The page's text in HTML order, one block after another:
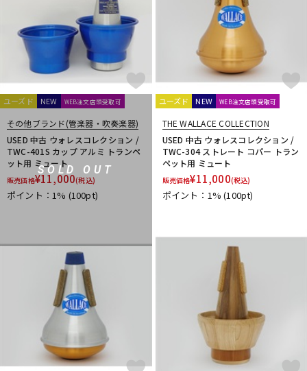
SOLD OUT
ユーズド NEW WEB注文店頭受取可
その他ブランド(管楽器・吹奏楽器)
USED 中古 ウォレスコレクション /
TWC-401S カップ アルミ トランペ
ット用 ミュート
販売価格¥11,000(税込)
ポイント：1% (100pt)
ユーズド NEW WEB注文店頭受取可
THE WALLACE COLLECTION
USED 中古 ウォレスコレクション /
TWC-304 ストレート コパー トラン
ペット用 ミュート
販売価格¥11,000(税込)
ポイント：1%(100pt)